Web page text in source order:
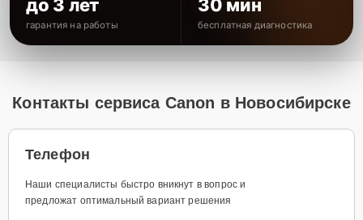
до 3 лет
гарантия на работы
30 мин
бесплатная диагностика
Контакты сервиса Canon в Новосибирске
Телефон
Наши специалисты быстро вникнут в вопрос и
предложат оптимальный вариант решения